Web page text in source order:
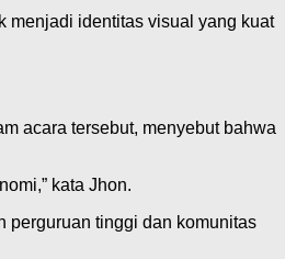
menjadi identitas visual yang kuat
acara tersebut, menyebut bahwa
kata Jhon.
perguruan tinggi dan komunitas